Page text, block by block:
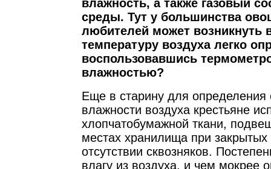
влажность, а также газовый
среды. Тут у большинства
любителей может возникнуть
температуру воздуха легко
воспользовавшись
влажностью?
Еще в старину для определения
влажности воздуха крестьяне
хлопчатобумажной ткани,
местах хранилища при
отсутствии сквозняков.
влагу из воздуха, и чем мокрее